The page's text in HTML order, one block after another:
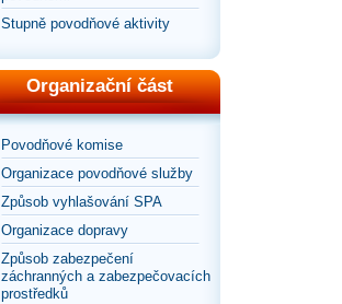
Stupně povodňové aktivity
Organizační část
Povodňové komise
Organizace povodňové služby
Způsob vyhlašování SPA
Organizace dopravy
Způsob zabezpečení
záchranných a zabezpečovacích
prostředků